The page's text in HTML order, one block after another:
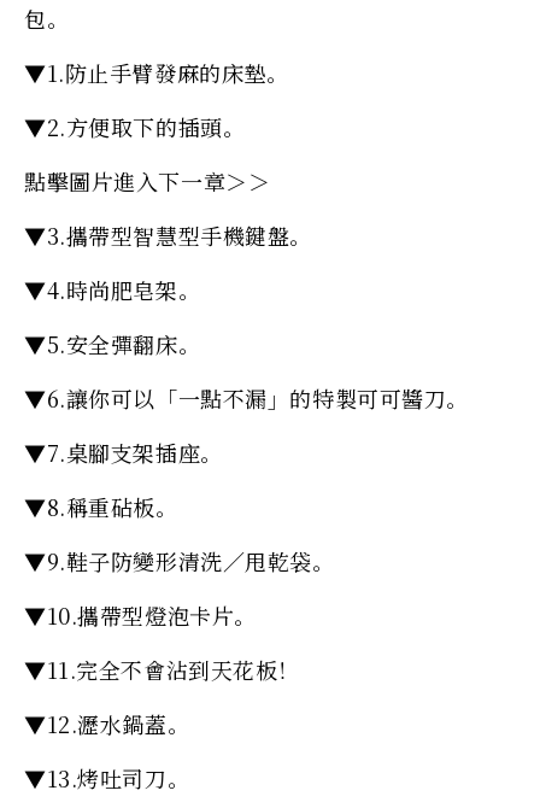
包。
▼1.防止手臂發麻的床墊。
▼2.方便取下的插頭。
點擊圖片進入下一章＞＞
▼3.攜帶型智慧型手機鍵盤。
▼4.時尚肥皂架。
▼5.安全彈翻床。
▼6.讓你可以「一點不漏」的特製可可醬刀。
▼7.桌腳支架插座。
▼8.稱重砧板。
▼9.鞋子防變形清洗／甩乾袋。
▼10.攜帶型燈泡卡片。
▼11.完全不會沾到天花板！
▼12.瀝水鍋蓋。
▼13.烤吐司刀。